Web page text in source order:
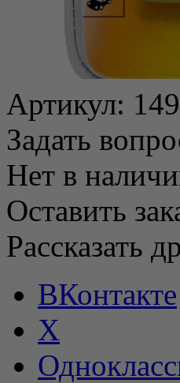
Артикул:
Задать
Нет в
Оставить
Рассказать
ВКонтакте
X